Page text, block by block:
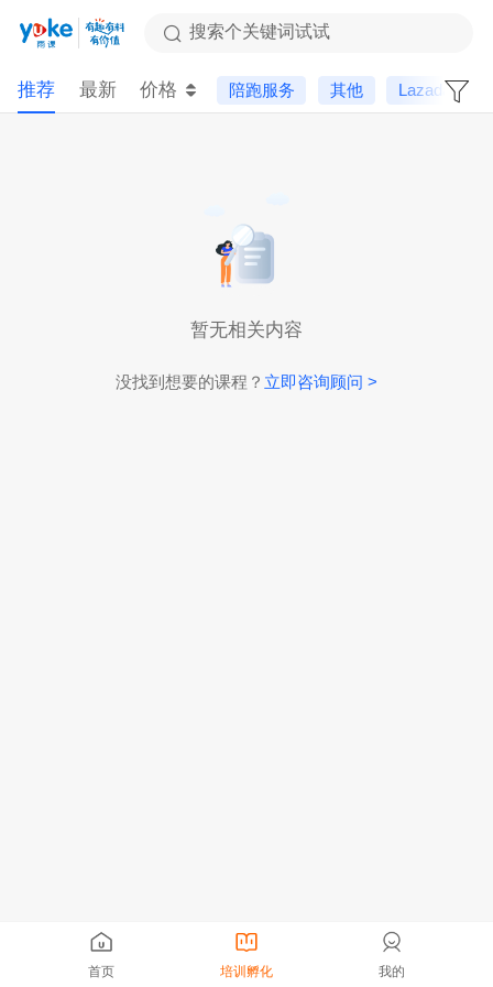
搜索个关键词试试
推荐 最新 价格 陪跑服务 其他 Lazada
暂无相关内容
没找到想要的课程？ 立即咨询顾问 >
首页 培训孵化 我的